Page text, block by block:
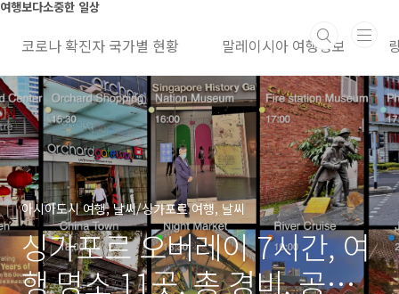
본문 바로가기
여행보다소중한 일상
코로나 확진자 국가별 현황 말레이시아 여행정보
아시아도시 여행, 날씨/싱가포르 여행, 날씨
싱가포르 오버레이 7시간, 여
행 명소 11곳, 총 경비, 공항